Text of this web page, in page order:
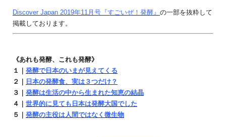
Discover Japan 2019年11月号『すごいぜ！発酵』 の一部を抜粋して
掲載しております。
《あれも発酵、これも発酵》
１｜ 発酵で日本のいまが見えてくる
２｜
日本の発酵食、実は３つだけ？
３｜ 発酵は生活の中から生まれた知恵の結晶
４｜ 世界的に見ても日本は発酵大国でした
５｜ 発酵の主役は人間ではなく微生物